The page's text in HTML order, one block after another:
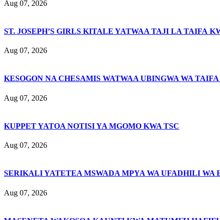
Aug 07, 2026
ST. JOSEPH’S GIRLS KITALE YATWAA TAJI LA TAIFA
Aug 07, 2026
KESOGON NA CHESAMIS WATWAA UBINGWA WA TAIFA
Aug 07, 2026
KUPPET YATOA NOTISI YA MGOMO KWA TSC
Aug 07, 2026
SERIKALI YATETEA MSWADA MPYA WA UFADHILI WA
Aug 07, 2026